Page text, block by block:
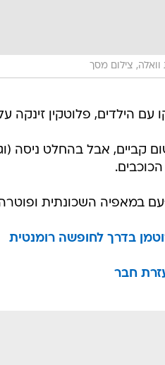
צילום מסך
הילדים, פלוטקין זינקה
קביים, אבל בהחלט ניסה
במאפיה השכונתית
בדרך לחופשה רומנטית
חבר